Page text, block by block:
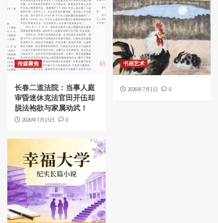
传媒聚焦
长春二道法院：当事人庭
审昏迷休克法官田开伍却
脱法袍欲与家属动武！
2026年7月15日 0
书画艺术
2026年7月1日 0